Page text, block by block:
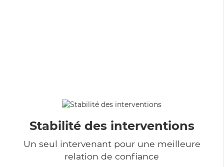
Stabilité des interventions
Un seul intervenant pour une meilleure
relation de confiance